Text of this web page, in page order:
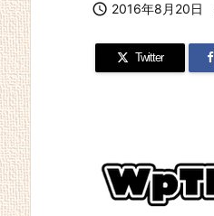
 2016年8月20日
Twitter